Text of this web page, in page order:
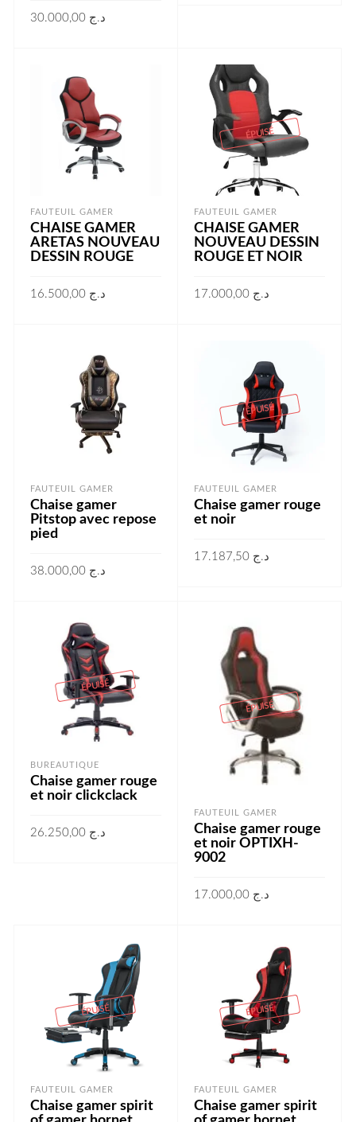
د.ج 30.000,00
FAUTEUIL GAMER
CHAISE GAMER
ARETAS NOUVEAU
DESSIN ROUGE
د.ج 16.500,00
ÉPUISÉ
FAUTEUIL GAMER
CHAISE GAMER
NOUVEAU DESSIN
ROUGE ET NOIR
د.ج
FAUTEUIL GAMER
Chaise gamer
Pitstop avec repose
pied
د.ج 38.000,00
ÉPUISÉ
FAUTEUIL GAMER
Chaise gamer rouge
et noir
د.ج
ÉPUISÉ
BUREAUTIQUE
Chaise gamer rouge
et noir clickclack
د.ج 26.250,00
ÉPUISÉ
FAUTEUIL GAMER
Chaise gamer rouge
et noir OPTIXH-
9002
د.ج
ÉPUISÉ
FAUTEUIL GAMER
Chaise gamer spirit
ÉPUISÉ
FAUTEUIL GAMER
Chaise gamer spirit